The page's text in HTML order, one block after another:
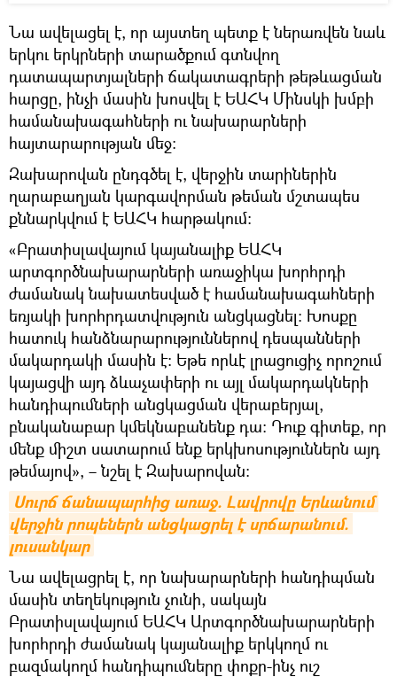
Նա ավելացել է, որ այստեղ պետք է ներառվեն նաև
երկու երկրների տարածքում գտնվող
դատապարտյալների ճակատագրերի թեթևացման
հարցը, ինչի մասին խոսվել է ԵԱՀԿ Մինսկի խմբի
համանախագահների ու նախարարների
հայտարարության մեջ։
Զախարովան ընդգծել է, վերջին տարիներին
ղարաբաղյան կարգավորման թեման մշտապես
քննարկվում է ԵԱՀԿ հարթակում։
«Բրատիսլավայում կայանալիք ԵԱՀԿ
արտգործնախարարների առաջիկա խորհրդի
ժամանակ նախատեսված է համանախագահների
եռյակի խորհրդատվություն անցկացնել։ Խոսքը
հատուկ հանձնարարություններով դեսպանների
մակարդակի մասին է։ Եթե որևէ լրացուցիչ որոշում
կայացվի այդ ձևաչափերի ու այլ մակարդակների
հանդիպումների անցկացման վերաբերյալ,
բնականաբար կմեկնաբանենք դա։ Դուք գիտեք, որ
մենք միշտ սատարում ենք երկխոսություններն այդ
թեմայով», – նշել է Զախարովան։
Սուրճ ճանապարհից առաջ. Լավրովը Երևանում
վերջին րոպեներն անցկացրել է սրճարանում.
լուսանկար
Նա ավելացրել է, որ նախարարների հանդիպման
մասին տեղեկություն չունի, սակայն
Բրատիսլավայում ԵԱՀԿ Արտգործնախարարների
խորհրդի ժամանակ կայանալիք երկկողմ ու
բազմակողմ հանդիպումները փոքր-ինչ ուշ